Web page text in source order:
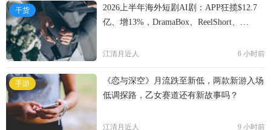
干货
2026上半年海外短剧AI剧：APP狂揽$12.7
亿、增13%，DramaBox、ReelShort、
江清月近人 6 小时前
手游
《恋与深空》月流跌至新低，两款新游入场
低调探路，乙女赛道还有新故事吗？
江清月近人 9 小时前